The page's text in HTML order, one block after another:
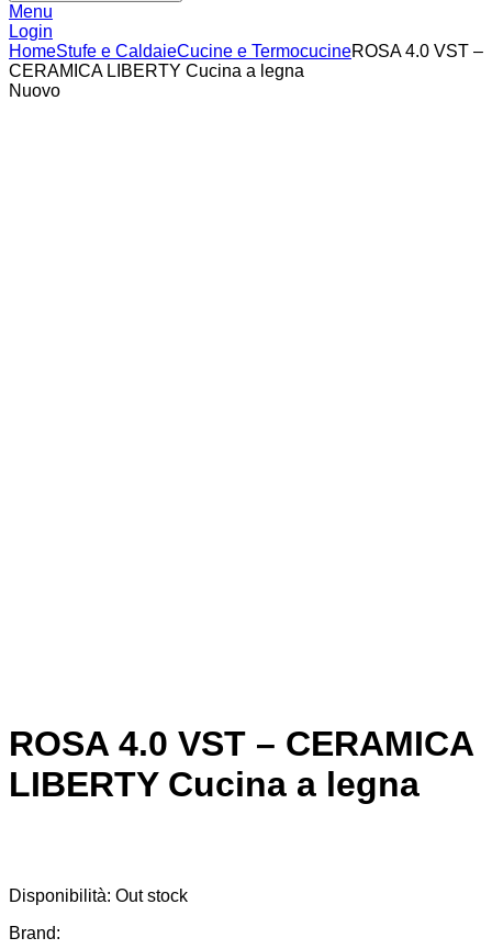
Menu
Login
HomeStufe e CaldaieCucine e TermocucineROSA 4.0 VST –
CERAMICA LIBERTY Cucina a legna
Nuovo
ROSA 4.0 VST – CERAMICA
LIBERTY Cucina a legna
Disponibilità: Out stock
Brand: